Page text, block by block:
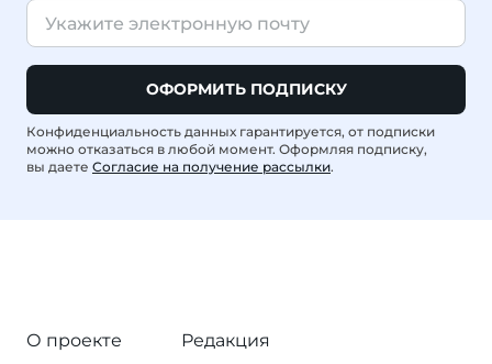
ОФОРМИТЬ ПОДПИСКУ
Конфиденциальность данных гарантируется, от подписки
можно отказаться в любой момент. Оформляя подписку,
вы даете Согласие на получение рассылки.
О проекте
Редакция